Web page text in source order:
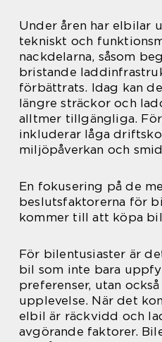
Under åren har elbilar
tekniskt och
nackdelarna, såsom
bristande
förbättrats. Idag kan
längre sträckor och
alltmer tillgängliga.
inkluderar låga
miljöpåverkan och
En fokusering på de
beslutsfaktorerna för
kommer till att köpa bil
För bilentusiaster är
bil som inte bara
preferenser, utan
upplevelse. När det
elbil är räckvidd och
avgörande faktorer.